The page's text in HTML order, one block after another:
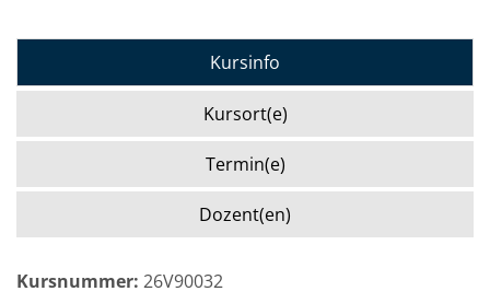
Kursinfo
Kursort(e)
Termin(e)
Dozent(en)
Kursnummer: 26V90032